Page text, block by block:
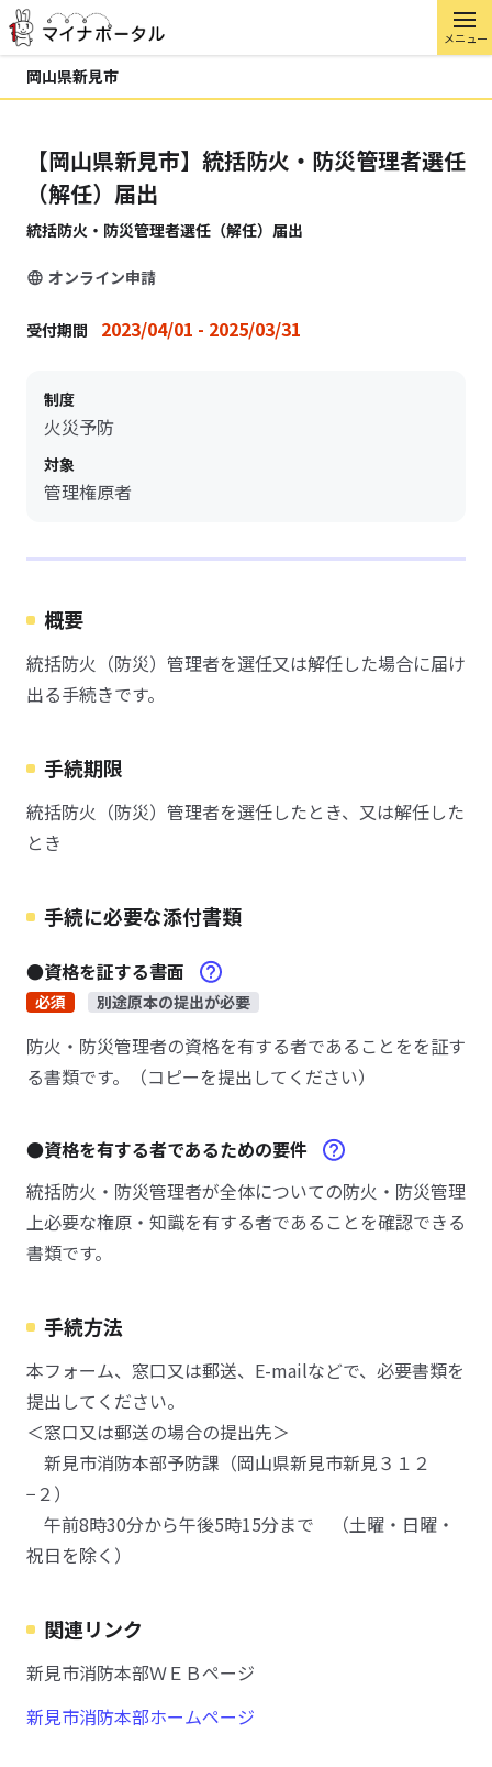
メニュー
岡山県新見市
【岡山県新見市】統括防火・防災管理者選任
（解任）届出
統括防火・防災管理者選任（解任）届出
オンライン申請
受付期間 2023/04/01 - 2025/03/31
制度
火災予防
対象
管理権原者
概要
統括防火（防災）管理者を選任又は解任した場合に届け
出る手続きです。
手続期限
統括防火（防災）管理者を選任したとき、又は解任した
とき
手続に必要な添付書類
●資格を証する書面
必須 別途原本の提出が必要
防火・防災管理者の資格を有する者であることをを証す
る書類です。（コピーを提出してください）
●資格を有する者であるための要件
統括防火・防災管理者が全体についての防火・防災管理
上必要な権原・知識を有する者であることを確認できる
書類です。
手続方法
本フォーム、窓口又は郵送、E-mailなどで、必要書類を
提出してください。
＜窓口又は郵送の場合の提出先＞
新見市消防本部予防課（岡山県新見市新見３１２
−２）
午前8時30分から午後5時15分まで （土曜・日曜・
祝日を除く）
関連リンク
新見市消防本部ＷＥＢページ
新見市消防本部ホームページ